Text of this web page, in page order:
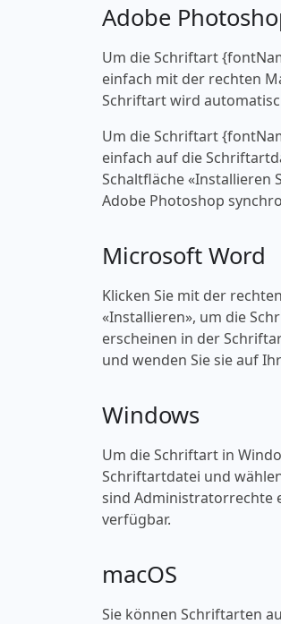
Adobe
Um die Schriftart
einfach mit der rechten
Schriftart wird
Um die Schriftart
einfach auf die
Schaltfläche «‎Installieren
Adobe Photoshop
Microsoft Word
Klicken Sie mit der
«‎Installieren», um die
erscheinen in der
und wenden Sie sie auf
Windows
Um die Schriftart in
Schriftartdatei und
sind Administratorrechte
verfügbar.
macOS
Sie können Schriftarten